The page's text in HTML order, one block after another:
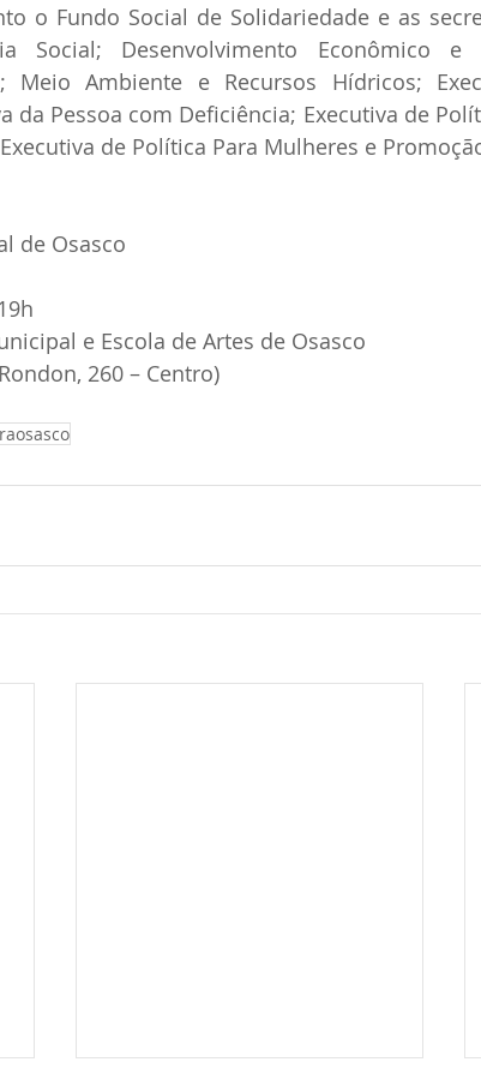
o Fundo Social de Solidariedade e as
Social; Desenvolvimento Econômico e
Meio Ambiente e Recursos Hídricos;
da Pessoa com Deficiência; Executiva de
de Política Para Mulheres e
de Osasco
e Escola de Artes de Osasco
260 – Centro)